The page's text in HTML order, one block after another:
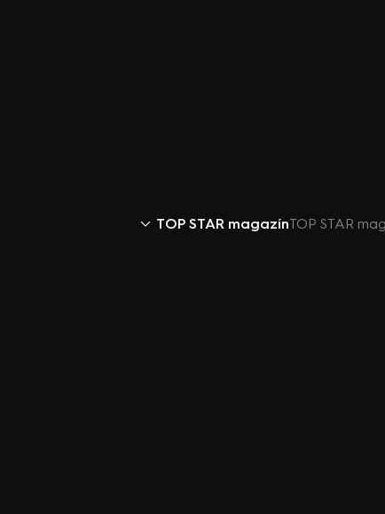
TOP STAR magazínTOP STAR